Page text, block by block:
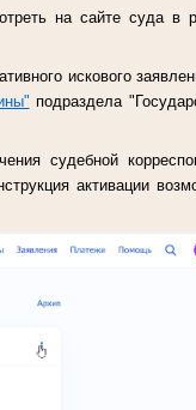
на сайте суда в
искового
подраздела
судебной
активации